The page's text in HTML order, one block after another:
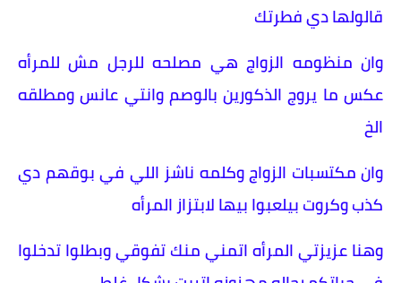
قالولها دي فطرتك
وان منظومه الزواج هي مصلحه للرجل مش للمرأه
عكس ما يروج الذكورين بالوصم وانتي عانس ومطلقه
الخ
وان مكتسبات الزواج وكلمه ناشز اللي في بوقهم دي
كذب وكروت بيلعبوا بيها لابتزاز المرأه
وهنا عزيزتي المرأه اتمني منك تفوقي وبطلوا تدخلوا